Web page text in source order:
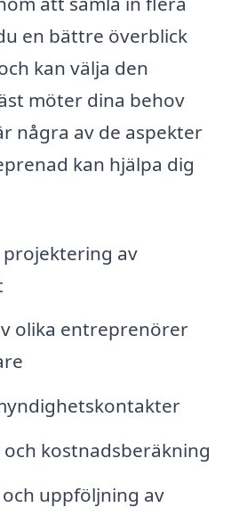
en bättre överblick
kan välja den
möter dina behov
några av de aspekter
kan hjälpa dig
av
olika entreprenörer
kostnadsberäkning
uppföljning av